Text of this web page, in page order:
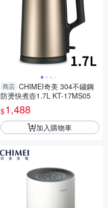
商店 CHIMEI奇美 304不鏽鋼
防燙快煮壺1.7L KT-17MS05
$1,488
加入購物車